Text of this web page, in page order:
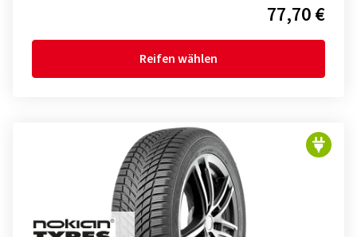
77,70 €
Reifen wählen